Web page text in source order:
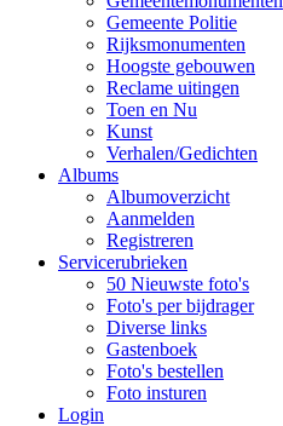
Gemeente Politie
Rijksmonumenten
Hoogste gebouwen
Reclame uitingen
Toen en Nu
Kunst
Verhalen/Gedichten
Albums
Albumoverzicht
Aanmelden
Registreren
Servicerubrieken
50 Nieuwste foto's
Foto's per bijdrager
Diverse links
Gastenboek
Foto's bestellen
Foto insturen
Login